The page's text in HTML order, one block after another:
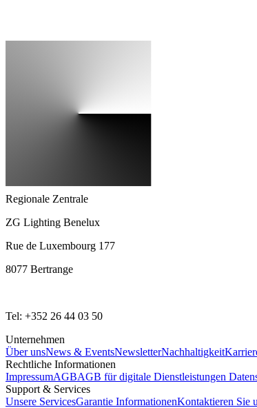
Regionale Zentrale
ZG Lighting Benelux
Rue de Luxembourg 177
8077 Bertrange
Tel: +352 26 44 03 50
Unternehmen
Über unsNews & EventsNewsletterNachhaltigkeit
Rechtliche Informationen
ImpressumAGBAGB für digitale Dienstleistungen
Support & Services
Unsere ServicesGarantie InformationenKontaktieren Sie